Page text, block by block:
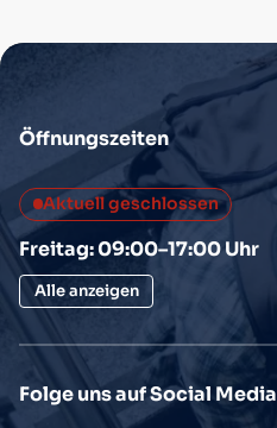
Öffnungszeiten
Aktuell geschlossen
Freitag: 09:00–17:00 Uhr
Alle anzeigen
Folge uns auf Social Media